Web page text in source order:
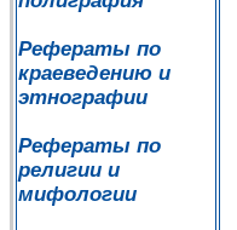
Рефераты по
краеведению и
этнографии
Рефераты по
религии и
мифологии